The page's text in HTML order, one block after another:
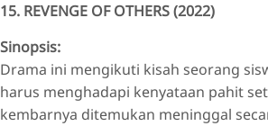
15. REVENGE OF OTHERS (2022)
Sinopsis:
Drama ini mengikuti kisah seorang
harus menghadapi kenyataan pahit
kembarnya ditemukan meninggal